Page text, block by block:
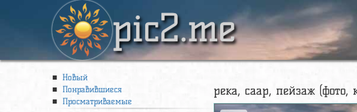
pic2.me
Новый
Понравившиеся
Просматриваемые
река, саар, пейзаж (фото,